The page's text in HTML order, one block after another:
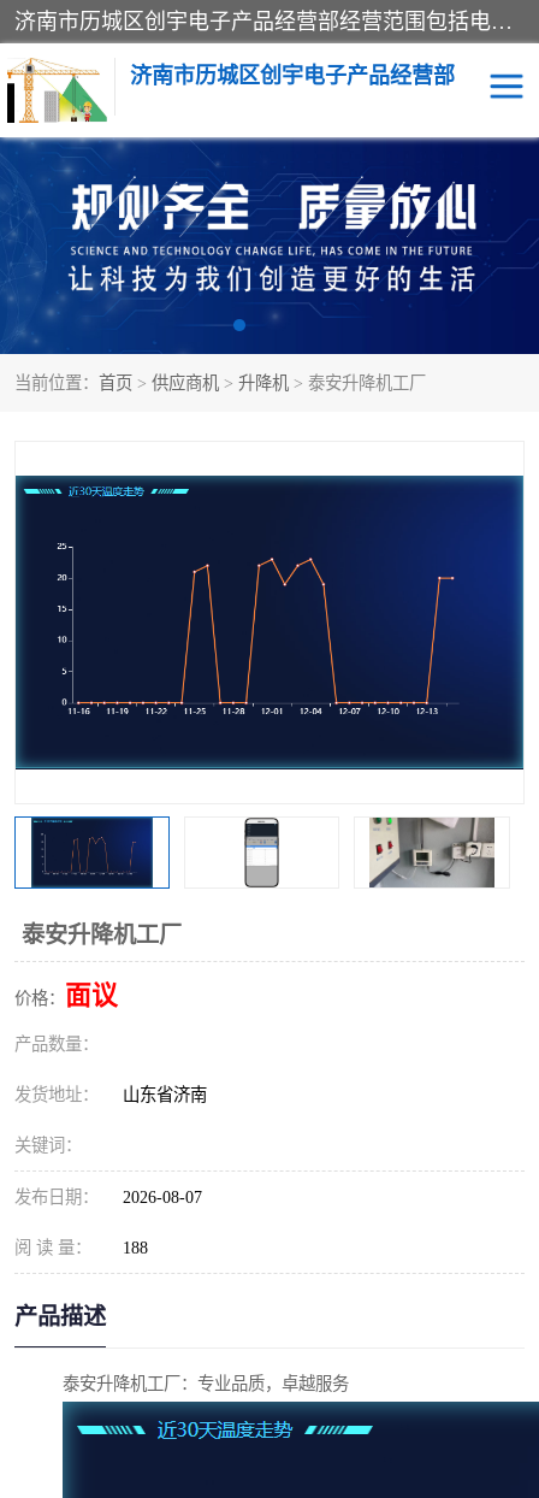
济南市历城区创宇电子产品经营部经营范围包括电子产品、起重机械配件、电气设备、仪器仪表、配电箱、监控设备的批发、零售；配电箱、仪器仪表（不含计量器）、工业自动化设备（不含特种设备、电力设备）的安装、维修。（依法须经批准的项目，经相关部门批准后方可开展经营活动）。
济南市历城区创宇电子产品经营部
当前位置： 首页 > 供应商机 > 升降机 > 泰安升降机工厂
泰安升降机工厂
价格： 面议
产品数量：
发货地址： 山东省济南
关键词：
发布日期： 2026-08-07
阅 读 量： 188
产品描述
泰安升降机工厂：专业品质，卓越服务
标养式监测 吊钩可视化
钢丝绳监控 高支模
升降机 施工临电箱监测系统